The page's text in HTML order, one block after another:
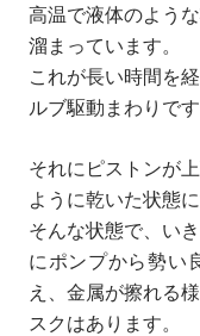
高温で液体のよう
溜まっています。
これが長い時間を
ルブ駆動まわりで
それにピストンが
ように乾いた状態
そんな状態で、い
にポンプから勢い
え、金属が擦れる
スクはあります。